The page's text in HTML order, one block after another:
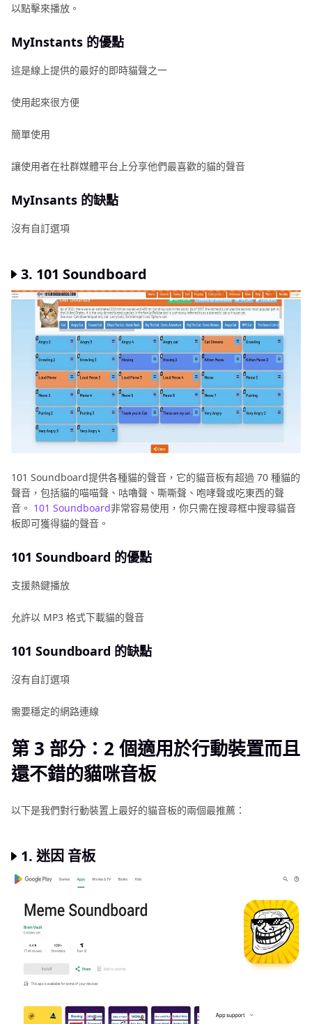
以點擊來播放。
MyInstants 的優點
這是線上提供的最好的即時貓聲之一
使用起來很方便
簡單使用
讓使用者在社群媒體平台上分享他們最喜歡的貓的聲音
MyInsants 的缺點
沒有自訂選項
3. 101 Soundboard
101 Soundboard提供各種貓的聲音，它的貓音板有超過 70 種貓的
聲音，包括貓的喵喵聲、咕嚕聲、嘶嘶聲、咆哮聲或吃東西的聲
音。 101 Soundboard非常容易使用，你只需在搜尋框中搜尋貓音
板即可獲得貓的聲音。
101 Soundboard 的優點
支援熱鍵播放
允許以 MP3 格式下載貓的聲音
101 Soundboard 的缺點
沒有自訂選項
需要穩定的網路連線
第 3 部分：2 個適用於行動裝置而且
還不錯的貓咪音板
以下是我們對行動裝置上最好的貓音板的兩個最推薦：
1. 迷因 音板